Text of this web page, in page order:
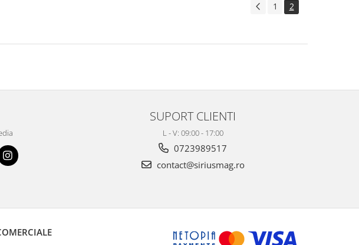
1 2
SUPORT CLIENTI
L - V: 09:00 - 17:00
0723989517
contact@siriusmag.ro